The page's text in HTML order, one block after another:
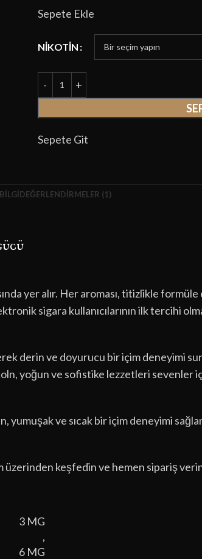
Sepete Ekle
NIKOTIN
Sepete Git
DEĞERLENDIRMELER (1)
yer alır. Her aroması, titizlikle
sigara kullanıcılarının ilk tercihi
derin ve doyurucu bir içim deneyimi
yoğun ve sofistike lezzetleri sevenler
ve sıcak bir içim deneyimi
üzerinden keşfedin ve hemen sipariş
3 MG
,
6 MG